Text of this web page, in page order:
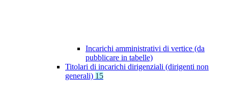
Incarichi amministrativi di vertice (da
pubblicare in tabelle)
Titolari di incarichi dirigenziali (dirigenti non
generali) 15